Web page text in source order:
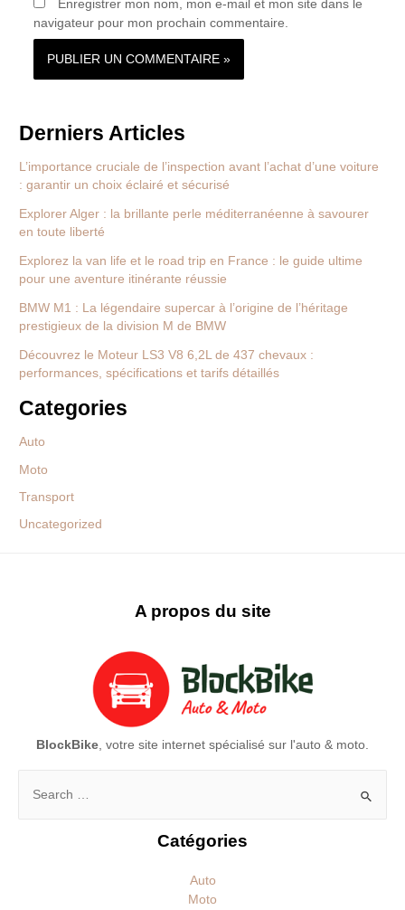
Enregistrer mon nom, mon e-mail et mon site dans le
navigateur pour mon prochain commentaire.
Derniers Articles
L’importance cruciale de l’inspection avant l’achat d’une voiture
: garantir un choix éclairé et sécurisé
Explorer Alger : la brillante perle méditerranéenne à savourer
en toute liberté
Explorez la van life et le road trip en France : le guide ultime
pour une aventure itinérante réussie
BMW M1 : La légendaire supercar à l’origine de l’héritage
prestigieux de la division M de BMW
Découvrez le Moteur LS3 V8 6,2L de 437 chevaux :
performances, spécifications et tarifs détaillés
Categories
Auto
Moto
Transport
Uncategorized
A propos du site
BlockBike , votre site internet spécialisé sur l'auto & moto.
Rechercher :
Catégories
Auto
Moto